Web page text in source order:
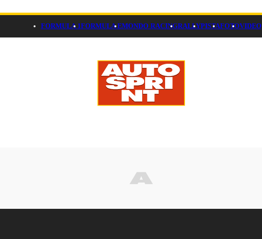
FORMULA 1FORMULA EMONDO RACINGRALLYPISTAFOTOVIDEO